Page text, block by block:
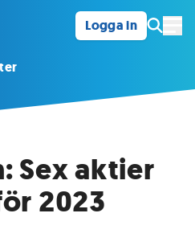
Logga in
Sex aktier
2023